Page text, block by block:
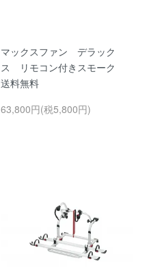
マックスファン デラック
ス リモコン付きスモーク
送料無料
63,800円(税5,800円)